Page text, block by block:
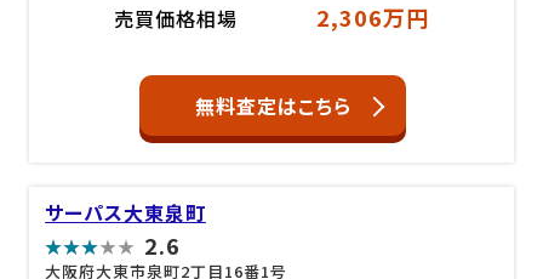
売買価格相場 2,306万円
無料査定はこちら
サーパス大東泉町
2.6
大阪府大東市泉町2丁目16番1号